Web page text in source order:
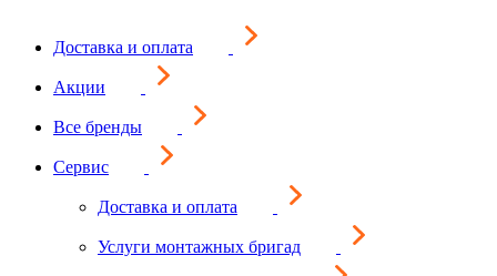
Доставка и оплата
Акции
Все бренды
Сервис
Доставка и оплата
Услуги монтажных бригад